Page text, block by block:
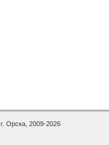
Орска, 2009-2026